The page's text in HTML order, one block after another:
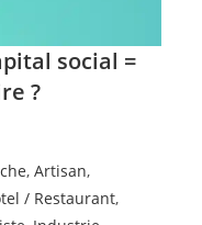
social =
?
,Artisan,
/ Restaurant,